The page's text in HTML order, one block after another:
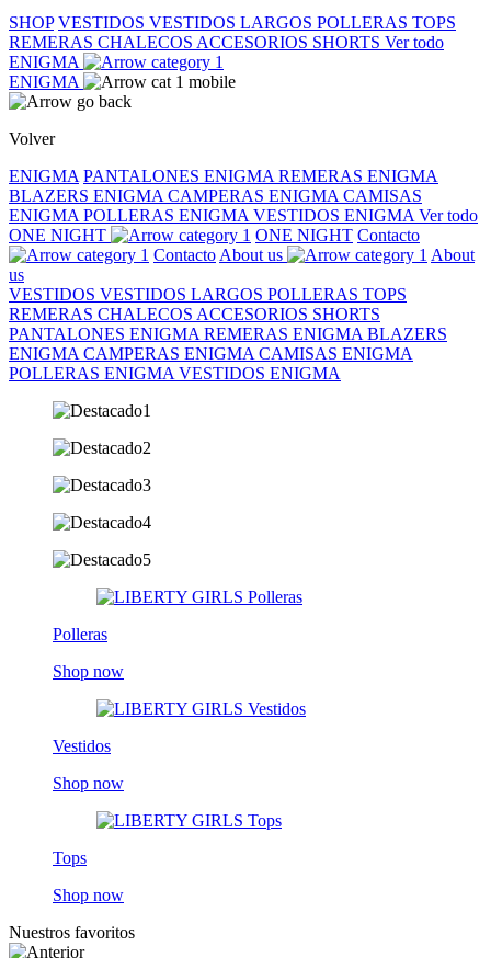
SHOP VESTIDOS VESTIDOS LARGOS POLLERAS TOPS
REMERAS CHALECOS ACCESORIOS SHORTS Ver todo
ENIGMA
ENIGMA
Volver
ENIGMA PANTALONES ENIGMA REMERAS ENIGMA
BLAZERS ENIGMA CAMPERAS ENIGMA CAMISAS
ENIGMA POLLERAS ENIGMA VESTIDOS ENIGMA Ver todo
ONE NIGHT
ONE NIGHT Contacto
Contacto About us
About
us
VESTIDOS VESTIDOS LARGOS POLLERAS TOPS
REMERAS CHALECOS ACCESORIOS SHORTS
PANTALONES ENIGMA REMERAS ENIGMA BLAZERS
ENIGMA CAMPERAS ENIGMA CAMISAS ENIGMA
POLLERAS ENIGMA VESTIDOS ENIGMA
Polleras
Shop now
Vestidos
Shop now
Tops
Shop now
Nuestros favoritos